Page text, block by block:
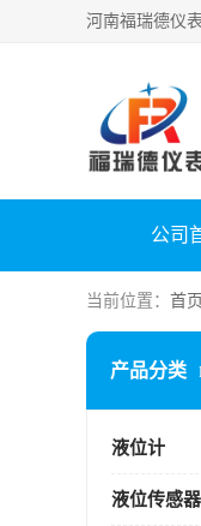
公司
当前位置： 首页
产品分类
液位计
液位传感器